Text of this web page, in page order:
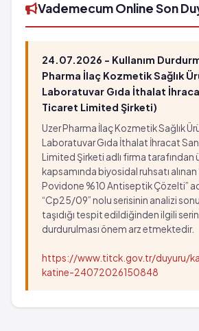
Vademecum Online Son
24.07.2026 - Kullanım
Pharma İlaç Kozmetik Sağlık
Laboratuvar Gıda İthalat
Ticaret Limited Şirketi)
Uzer Pharma İlaç Kozmetik Sağlık
Laboratuvar Gıda İthalat İhracat
Limited Şirketi adlı firma tarafından
kapsamında biyosidal ruhsatı
Povidone %10 Antiseptik Çözelti”
“Cp25/09” nolu serisinin analizi
taşıdığı tespit edildiğinden ilgili
durdurulması önem arz etmektedir.
https://www.titck.gov.tr/duyuru/
katine-24072026150848